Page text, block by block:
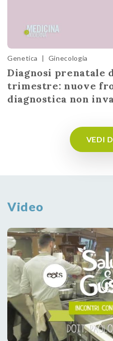
Genetica | Ginecologia
Diagnosi prenatale
trimestre: nuove
diagnostica non
VEDI
Video